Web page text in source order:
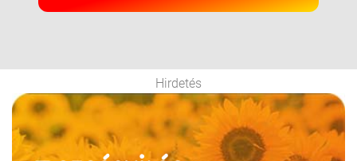
Hirdetés